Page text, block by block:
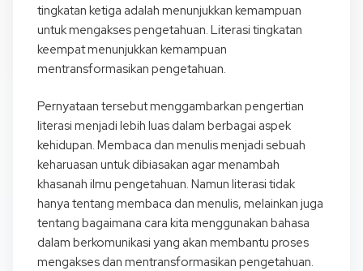
tingkatan ketiga adalah menunjukkan kemampuan
untuk mengakses pengetahuan. Literasi tingkatan
keempat menunjukkan kemampuan
mentransformasikan pengetahuan.
Pernyataan tersebut menggambarkan pengertian
literasi menjadi lebih luas dalam berbagai aspek
kehidupan. Membaca dan menulis menjadi sebuah
keharuasan untuk dibiasakan agar menambah
khasanah ilmu pengetahuan. Namun literasi tidak
hanya tentang membaca dan menulis, melainkan juga
tentang bagaimana cara kita menggunakan bahasa
dalam berkomunikasi yang akan membantu proses
mengakses dan mentransformasikan pengetahuan.